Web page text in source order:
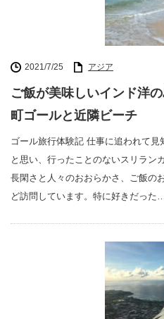
2021/7/25 アジア
ご飯が美味しいインド洋
町ゴールと近隣ビーチ
ゴール旅行体験記 仕事に追われて
と思い、行ったことのないスリラン
長閑さと人々のおおらかさ、ご飯の
ど訪問しています。特に好きだった